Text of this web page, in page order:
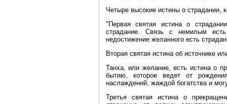
Четыре высокие истины о страдании,
"Первая святая истина о
страдание. Связь с немилым
недостижение желанного есть
Вторая святая истина об источнике
Танха, или желание, есть истина о
бытию, которое ведет от
наслаждений, жаждой богатства и
Третья святая истина о